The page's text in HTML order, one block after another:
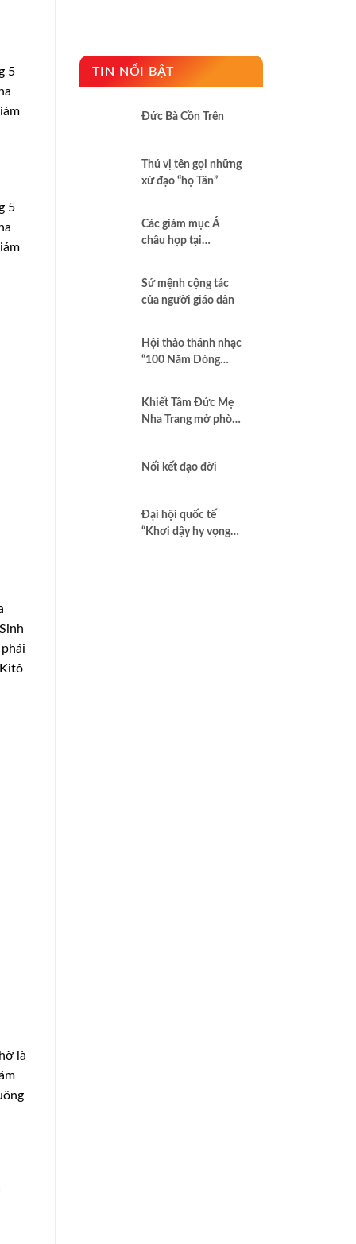
5
5
là
TIN NỔI BẬT
Đức Bà Cồn Trên
Thú vị tên gọi những
xứ đạo “họ Tân”
Các giám mục Á
châu họp tại
Sứ mệnh cộng tác
của người giáo dân
Hội thảo thánh nhạc
“100 Năm Dòng
khen Thiên Chúa
Khiết Tâm Ðức Mẹ
Nha Trang mở phòng
Nối kết đạo đời
Đại hội quốc tế
“Khơi dậy hy vọng